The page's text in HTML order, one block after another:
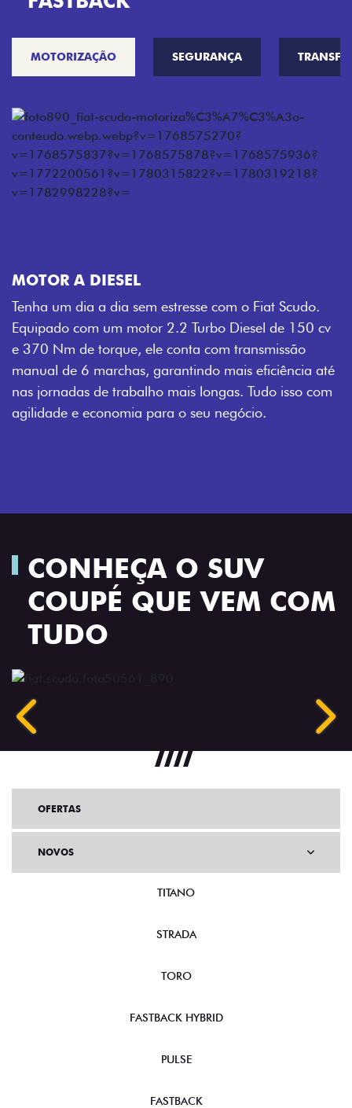
MOTORIZAÇÃO SEGURANÇA
MOTOR A DIESEL
Tenha um dia a dia sem estresse com o Fiat Scudo.
Equipado com um motor 2.2 Turbo Diesel de 150 cv
e 370 Nm de torque, ele conta com transmissão
manual de 6 marchas, garantindo mais eficiência até
nas jornadas de trabalho mais longas. Tudo isso com
agilidade e economia para o seu negócio.
CONHEÇA O SUV
COUPÉ QUE VEM COM
TUDO
Anterior
OFERTAS
NOVOS
TITANO
STRADA
TORO
FASTBACK HYBRID
PULSE
FASTBACK